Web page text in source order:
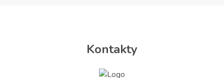
Kontakty